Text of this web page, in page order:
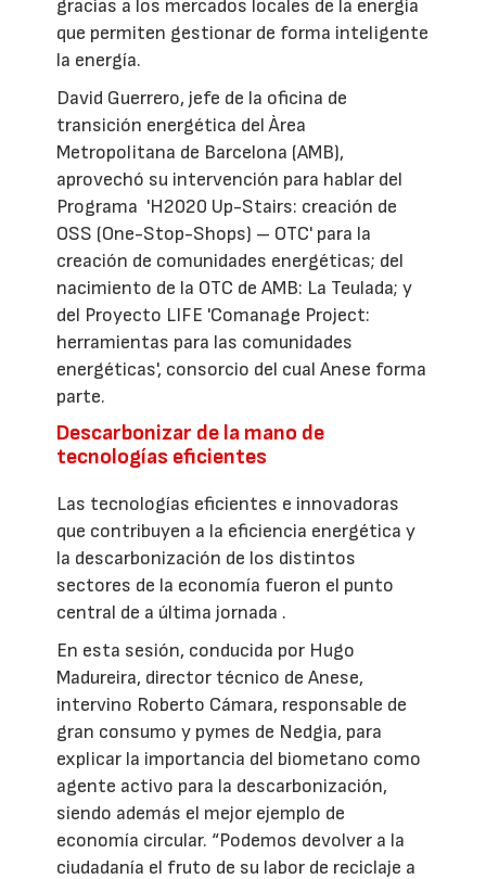
gracias a los mercados locales de la energía
que permiten gestionar de forma inteligente
la energía.
David Guerrero, jefe de la oficina de
transición energética del Àrea
Metropolitana de Barcelona (AMB),
aprovechó su intervención para hablar del
Programa 'H2020 Up-Stairs: creación de
OSS (One-Stop-Shops) – OTC' para la
creación de comunidades energéticas; del
nacimiento de la OTC de AMB: La Teulada; y
del Proyecto LIFE 'Comanage Project:
herramientas para las comunidades
energéticas', consorcio del cual Anese forma
parte.
Descarbonizar de la mano de
tecnologías eficientes
Las tecnologías eficientes e innovadoras
que contribuyen a la eficiencia energética y
la descarbonización de los distintos
sectores de la economía fueron el punto
central de a última jornada .
En esta sesión, conducida por Hugo
Madureira, director técnico de Anese,
intervino Roberto Cámara, responsable de
gran consumo y pymes de Nedgia, para
explicar la importancia del biometano como
agente activo para la descarbonización,
siendo además el mejor ejemplo de
economía circular. “Podemos devolver a la
ciudadanía el fruto de su labor de reciclaje a